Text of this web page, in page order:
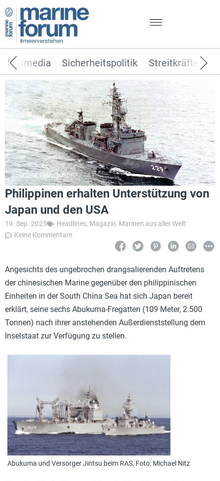
Sicherheitspolitik Streitkräfte
Multimedia
Abukuma, Foto: JMSDF
Philippinen erhalten Unterstützung von
Japan und den USA
19. Sep. 2025 Headlines, Magazin, Marinen aus aller Welt
Keine Kommentare
Angesichts des ungebrochen drangsalierenden Auftretens
der chinesischen Marine gegenüber den philippinischen
Einheiten in der South China Sea hat sich Japan bereit
erklärt, seine sechs Abukuma-Fregatten (109 Meter, 2.500
Tonnen) nach ihrer anstehenden Außerdienststellung dem
Inselstaat zur Verfügung zu stellen.
Abukuma und Versorger Jintsu beim RAS, Foto: Michael Nitz